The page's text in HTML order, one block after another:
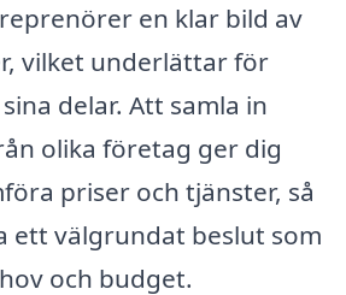
en klar bild av
vilket underlättar för
delar. Att samla in
olika företag ger dig
priser och tjänster, så
ett välgrundat beslut som
och budget.